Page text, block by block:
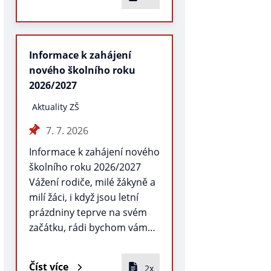
Informace k zahájení
nového školního roku
2026/2027
Aktuality ZŠ
7. 7. 2026
Informace k zahájení nového
školního roku 2026/2027
Vážení rodiče, milé žákyně a
milí žáci, i když jsou letní
prázdniny teprve na svém
začátku, rádi bychom vám…
Číst více 2x